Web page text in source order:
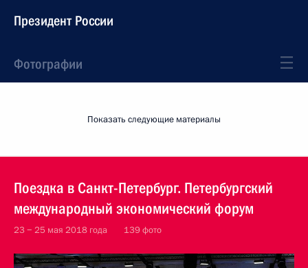
Президент России
Фотографии
Показать следующие материалы
Поездка в Санкт-Петербург. Петербургский
международный экономический форум
23 − 25 мая 2018 года 139 фото